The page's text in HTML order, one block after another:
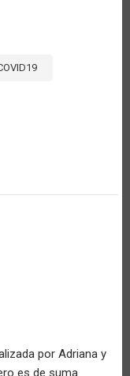
por Adriana y
es de suma